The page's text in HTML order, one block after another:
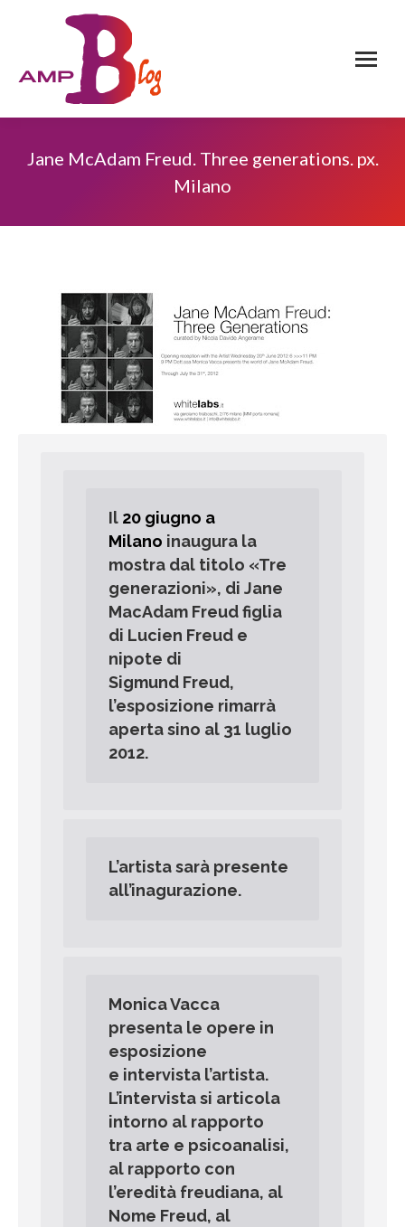
Jane McAdam Freud. Three generations. px.
Milano
Il 20 giugno a
Milano inaugura la
mostra dal titolo «Tre
generazioni», di Jane
MacAdam Freud figlia
di Lucien Freud e
nipote di
Sigmund Freud,
l’esposizione rimarrà
aperta sino al 31 luglio
2012.
L’artista sarà presente
all’inagurazione.
Monica Vacca
presenta le opere in
esposizione
e intervista l’artista.
L’intervista si articola
intorno al rapporto
tra arte e psicoanalisi,
al rapporto con
l’eredità freudiana, al
Nome Freud, al